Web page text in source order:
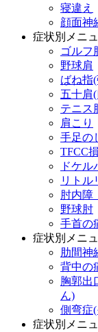
寝違え
顔面神
症状別メニ
ゴル
野球肩
ばね指
五十肩
テニス
肩こり
手足の
TFCC
ドケ
リトル
肘内障
野球肘
手首の
症状別メニ
肋間神
背中の
胸郭出
ん)
側弯症
症状別メニ